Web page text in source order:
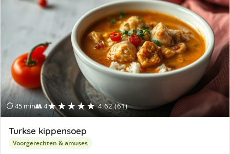
⏱ 45 min👥 4★★★★★ 4.62 (61)
Turkse kippensoep
Voorgerechten & amuses